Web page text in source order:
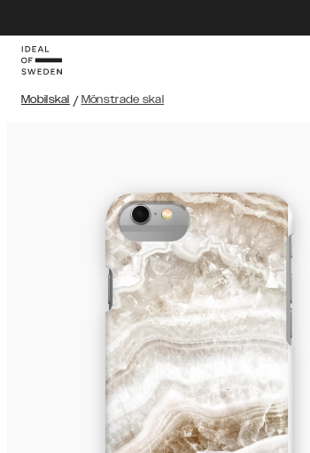
Mobilskal / Mönstrade skal